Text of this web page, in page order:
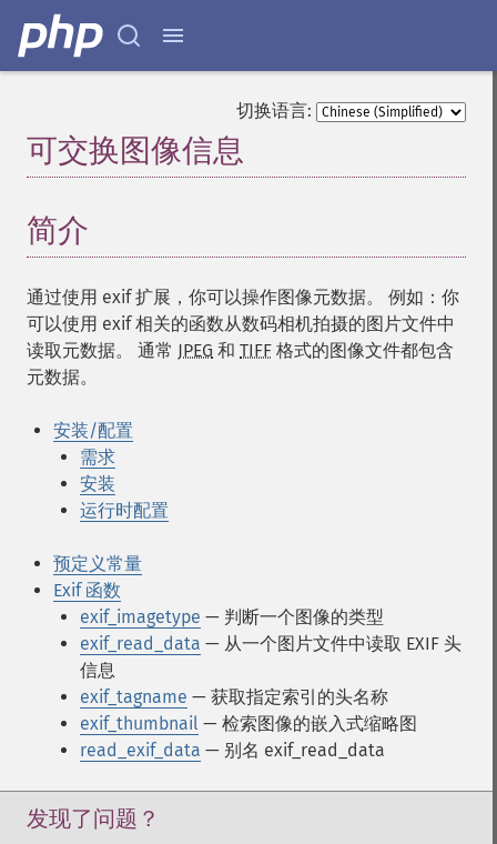
切换语言:
可交换图像信息
简介
通过使用 exif 扩展，你可以操作图像元数据。 例如：你
可以使用 exif 相关的函数从数码相机拍摄的图片文件中
读取元数据。 通常 JPEG 和 TIFF 格式的图像文件都包含
元数据。
安装/配置
需求
安装
运行时配置
预定义常量
Exif 函数
exif_imagetype — 判断一个图像的类型
exif_read_data — 从一个图片文件中读取 EXIF 头
信息
exif_tagname — 获取指定索引的头名称
exif_thumbnail — 检索图像的嵌入式缩略图
read_exif_data — 别名 exif_read_data
发现了问题？